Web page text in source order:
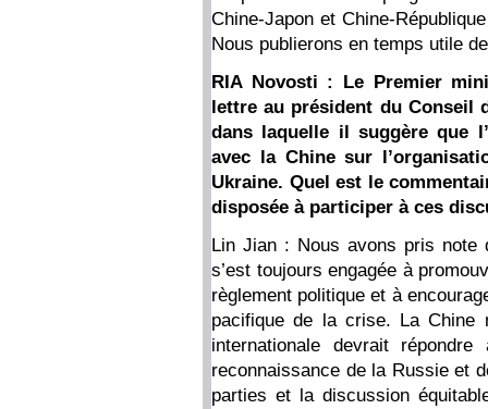
Chine-Japon et Chine-
Nous publierons en temps utile
RIA Novosti : Le Premier
lettre au président du Conseil
dans laquelle il suggère que
avec la Chine sur
Ukraine. Quel est le
disposée à participer à ces
Lin Jian : Nous avons pris note
s’est toujours engagée à
règlement politique et à
pacifique de la crise. La Chine
internationale devrait
reconnaissance de la Russie et
parties et la discussion